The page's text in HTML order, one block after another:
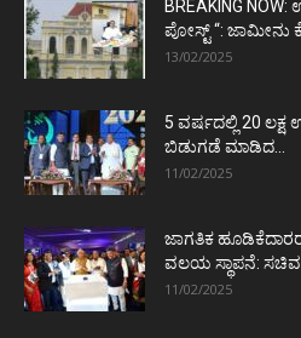
BREAKING
ಪೋಸ್ಟ್‌ “:
13/02/2025
5 ವರ್ಷದಲ್ಲಿ 20 ಲಕ್ಷ
ಬಿಡುಗಡೆ ಮಾಡಿದ...
11/02/2025
ಜಾಗತಿಕ
ವಲಯ ಸ್ಥಾಪನೆ: ಸಚಿವ
11/02/2025